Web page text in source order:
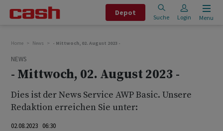
Depot
Suche Login Menu
Home News - Mittwoch, 02. August 2023 -
NEWS
- Mittwoch, 02. August 2023 -
Dies ist der News Service AWP Basic. Unsere
Redaktion erreichen Sie unter:
02.08.2023 06:30